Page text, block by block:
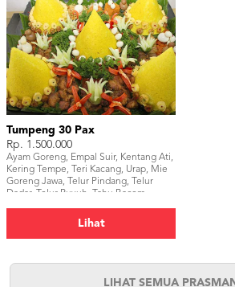
Tumpeng 30 Pax
Rp. 1.500.000
Ayam Goreng, Empal Suir, Kentang Ati,
Kering Tempe, Teri Kacang, Urap, Mie
Goreng Jawa, Telur Pindang, Telur
Dadar, Telur Puyuh, Tahu Bacem,
Lihat
LIHAT SEMUA